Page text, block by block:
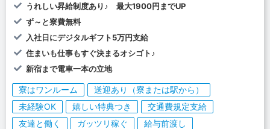
うれしい昇給制度あり♪ 最大1900円までUP
ず～と寮費無料
入社日にデジタルギフト5万円支給
住まいも仕事もすぐ決まるオシゴト♪
新宿まで電車一本の立地
寮はワンルーム
送迎あり（寮または駅から）
未経験OK
嬉しい特典つき
交通費規定支給
友達と働く
ガッツリ稼ぐ
給与前渡し